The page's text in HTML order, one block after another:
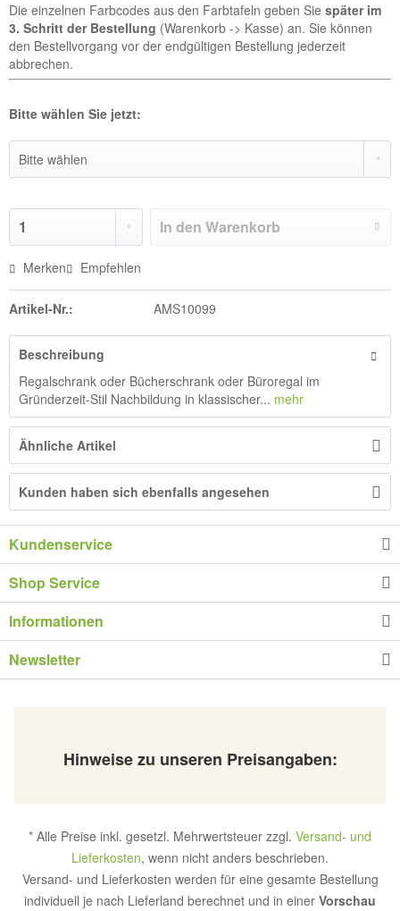
Die einzelnen Farbcodes aus den Farbtafeln geben Sie später im
3. Schritt der Bestellung (Warenkorb -> Kasse) an. Sie können
den Bestellvorgang vor der endgültigen Bestellung jederzeit
abbrechen.
Bitte wählen Sie jetzt:
In den Warenkorb
Merken Empfehlen
Artikel-Nr.: AMS10099
Beschreibung
Regalschrank oder Bücherschrank oder Büroregal im
Gründerzeit-Stil Nachbildung in klassischer... mehr
Ähnliche Artikel
Kunden haben sich ebenfalls angesehen
Kundenservice
Shop Service
Informationen
Newsletter
Hinweise zu unseren Preisangaben:
* Alle Preise inkl. gesetzl. Mehrwertsteuer zzgl. Versand- und
Lieferkosten, wenn nicht anders beschrieben.
Versand- und Lieferkosten werden für eine gesamte Bestellung
individuell je nach Lieferland berechnet und in einer Vorschau